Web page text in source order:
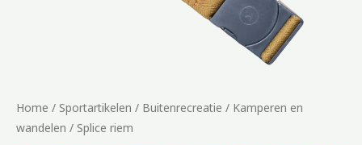
Home / Sportartikelen / Buitenrecreatie / Kamperen en
wandelen / Splice riem